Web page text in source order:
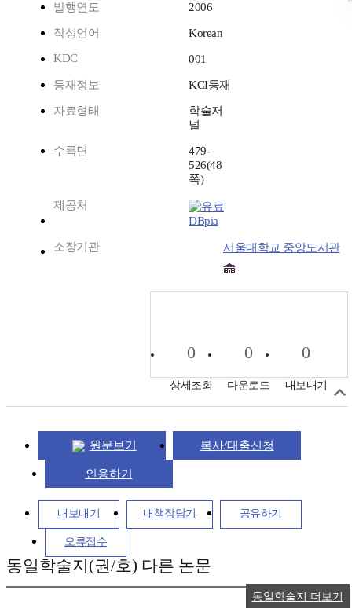
발행연도 2006
작성언어
Korean
KDC
001
등재정보 KCI등재
자료형태
학술저
널
수록면
479-
526(48
쪽)
제공처
DBpia
소장기관 서울대학교 중앙도서관
0
상세조회
0
다운로드
0
내보내기
원문보기 복사/대출신청
인용하기
내보내기 내책장담기 공유하기
오류접수
동일학술지(권/호) 다른 논문
동일학술지 더보기